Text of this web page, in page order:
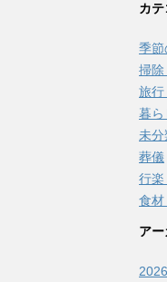
カ
季節
掃除
旅行
暮ら
未分
葬儀
行楽
食材
ア